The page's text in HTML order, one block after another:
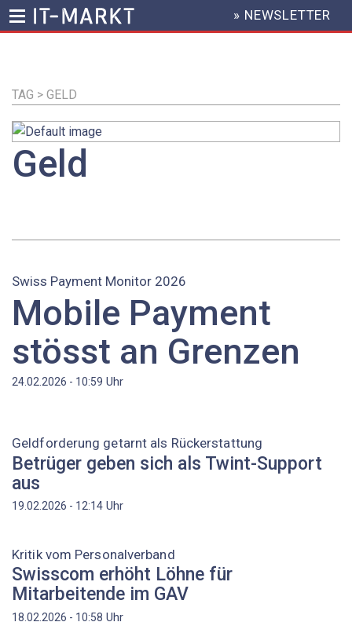
Inhalt
HEADER
MENU
» NEWSLETTER
TAG > GELD
Geld
Swiss Payment Monitor 2026
Mobile Payment
stösst an Grenzen
24.02.2026 - 10:59 Uhr
Geldforderung getarnt als Rückerstattung
Betrüger geben sich als Twint-Support
aus
19.02.2026 - 12:14 Uhr
Kritik vom Personalverband
Swisscom erhöht Löhne für
Mitarbeitende im GAV
18.02.2026 - 10:58 Uhr